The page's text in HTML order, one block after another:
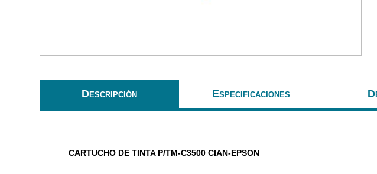
Descripción Especificaciones
CARTUCHO DE TINTA P/TM-C3500 CIAN-EPSON